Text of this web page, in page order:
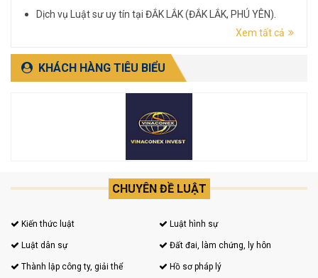
Dịch vụ Luật sư uy tín tại ĐẮK LẮK (ĐẮK LẮK, PHÚ YÊN).
Dịch vụ Luật sư uy tín tại LÂM ĐỒNG (LÂM ĐỒNG, ĐẮK
Xem tất cả
KHÁCH HÀNG TIÊU BIỂU
CHUYÊN ĐỀ LUẬT
Kiến thức luật Luật hình sự
Luật dân sự Đất đai, làm chứng, ly hôn
Thành lập công ty, giải thể Hồ sơ pháp lý